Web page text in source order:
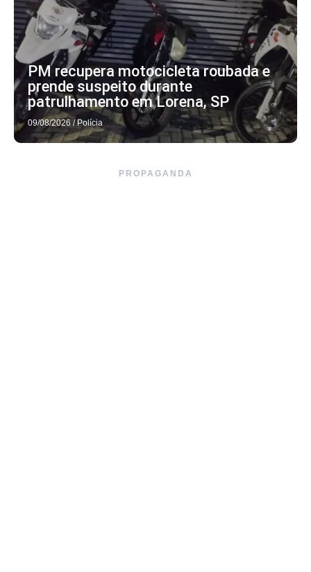
PM recupera motocicleta roubada e
prende suspeito durante
patrulhamento em Lorena, SP
09/08/2026 / Polícia
PROPAGANDA